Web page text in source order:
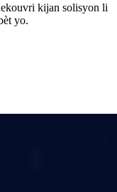
kijan solisyon li
yo.